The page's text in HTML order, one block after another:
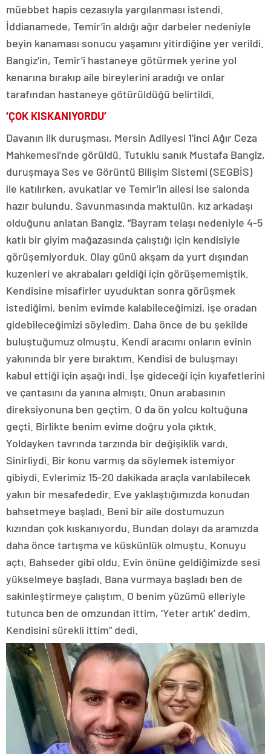
müebbet hapis cezasıyla yargılanması istendi.
İddianamede, Temir’in aldığı ağır darbeler nedeniyle
beyin kanaması sonucu yaşamını yitirdiğine yer verildi.
Bangiz’in, Temir’i hastaneye götürmek yerine yol
kenarına bırakıp aile bireylerini aradığı ve onlar
tarafından hastaneye götürüldüğü belirtildi.
‘ÇOK KISKANIYORDU’
Davanın ilk duruşması, Mersin Adliyesi 1’inci Ağır Ceza
Mahkemesi’nde görüldü. Tutuklu sanık Mustafa Bangiz,
duruşmaya Ses ve Görüntü Bilişim Sistemi (SEGBİS)
ile katılırken, avukatlar ve Temir’in ailesi ise salonda
hazır bulundu. Savunmasında maktulün, kız arkadaşı
olduğunu anlatan Bangiz, “Bayram telaşı nedeniyle 4-5
katlı bir giyim mağazasında çalıştığı için kendisiyle
görüşemiyorduk. Olay günü akşam da yurt dışından
kuzenleri ve akrabaları geldiği için görüşememiştik.
Kendisine misafirler uyuduktan sonra görüşmek
istediğimi, benim evimde kalabileceğimizi, işe oradan
gidebileceğimizi söyledim. Daha önce de bu şekilde
buluştuğumuz olmuştu. Kendi aracımı onların evinin
yakınında bir yere bıraktım. Kendisi de buluşmayı
kabul ettiği için aşağı indi. İşe gideceği için kıyafetlerini
ve çantasını da yanına almıştı. Onun arabasının
direksiyonuna ben geçtim. O da ön yolcu koltuğuna
geçti. Birlikte benim evime doğru yola çıktık.
Yoldayken tavrında tarzında bir değişiklik vardı.
Sinirliydi. Bir konu varmış da söylemek istemiyor
gibiydi. Evlerimiz 15-20 dakikada araçla varılabilecek
yakın bir mesafededir. Eve yaklaştığımızda konudan
bahsetmeye başladı. Beni bir aile dostumuzun
kızından çok kıskanıyordu. Bundan dolayı da aramızda
daha önce tartışma ve küskünlük olmuştu. Konuyu
açtı. Bahseder gibi oldu. Evin önüne geldiğimizde sesi
yükselmeye başladı. Bana vurmaya başladı ben de
sakinleştirmeye çalıştım. O benim yüzümü elleriyle
tutunca ben de omzundan ittim, ‘Yeter artık’ dedim.
Kendisini sürekli ittim” dedi.